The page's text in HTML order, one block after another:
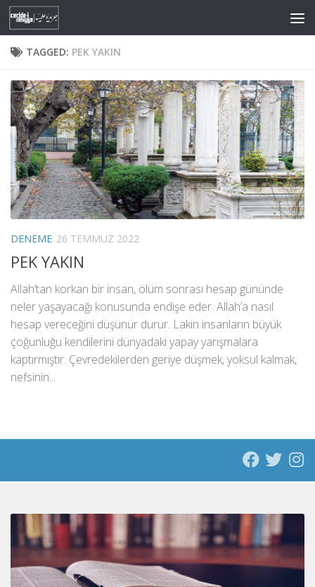
Skip to content
TAGGED: PEK YAKIN
DENEME 26 TEMMUZ 2022
PEK YAKIN
Allah’tan korkan bir insan, ölüm sonrası hesap gününde
neler yaşayacağı konusunda endişe eder. Allah’a nasıl
hesap vereceğini düşünür durur. Lakin insanların büyük
çoğunluğu kendilerini dünyadaki yapay yarışmalara
kaptırmıştır. Çevredekilerden geriye düşmek, yoksul kalmak,
nefsinin...